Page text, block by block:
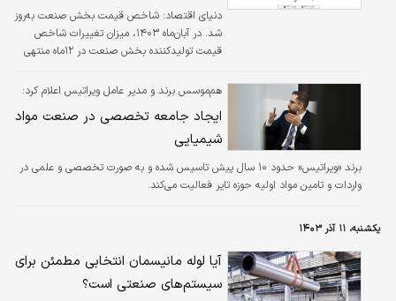
دنیای اقتصاد: شاخص قیمت بخش صنعت به‌روز
شد. در آبان‌ماه ۱۴۰۳، میزان تغییرات شاخص
قیمت تولیدکننده بخش صنعت در ۱۲ماه‌‌ منتهی
۲۳.۱‌درصد است که در مقایسه با همین اطلاع در
۰.۷واحد‌درصد کاهش داشته است. از آنجا که
شاخص قیمت تولیدکننده در بخش صنعت و تورم
هزینه ساخت و تولید محصولات صنعتی اعم از
مصرفی و... است، می‌‌‌توان اعلام کرد این روند تا
هم‌موسس برند و مدیر عامل ویراتیس اعلام کرد:
ایجاد جامعه تخصصی در صنعت مواد
شیمیایی
برند «ویراتیس» حدود ۱۰ سال پیش تاسیس شده و به صورت تخصصی و علمی در
واردات و تامین مواد اولیه حوزه تایر فعالیت می‌کند.
یکشنبه، ۱۱ آذر ۱۴۰۳
آیا لوله مانیسمان انتخابی مطمئن برای
سیستم‌های صنعتی است؟